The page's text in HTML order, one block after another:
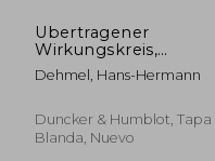
Ubertragener
Wirkungskreis,
Und Pflichtaufgaben
Durchfuhrung
Staatlicher Aufgaben
Dehmel, Hans-Hermann
Duncker & Humblot, Tapa
Blanda, Nuevo